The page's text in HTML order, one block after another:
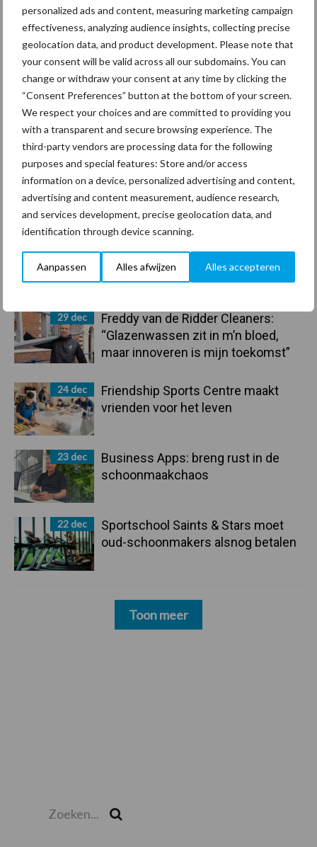
personalized ads and content, measuring marketing campaign
effectiveness, analyzing audience insights, collecting precise
geolocation data, and product development. Please note that
your consent will be valid across all our subdomains. You can
change or withdraw your consent at any time by clicking the
“Consent Preferences” button at the bottom of your screen.
We respect your choices and are committed to providing you
with a transparent and secure browsing experience. The
third-party vendors are processing data for the following
purposes and special features: Store and/or access
information on a device, personalized advertising and content,
advertising and content measurement, audience research,
and services development, precise geolocation data, and
identification through device scanning.
Aanpassen Alles afwijzen Alles accepteren
Primaire
Sidebar
Recent nieuws Partner nieuws
arbeidscontracten kent mitsen en
maren
29 dec
Freddy van de Ridder Cleaners:
“Glazenwassen zit in m’n bloed,
maar innoveren is mijn toekomst”
24 dec
Friendship Sports Centre maakt
vrienden voor het leven
23 dec
Business Apps: breng rust in de
schoonmaakchaos
22 dec
Sportschool Saints & Stars moet
oud-schoonmakers alsnog betalen
Toon meer
Coronavirus UVC
Toon meer